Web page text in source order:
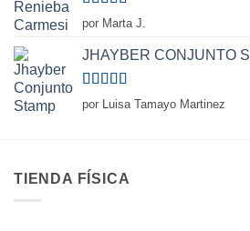
Valorado
con
por Marta J.
JHAYBER CONJUNTO
Valorado
con
por Luisa Tamayo Martinez
TIENDA FÍSICA